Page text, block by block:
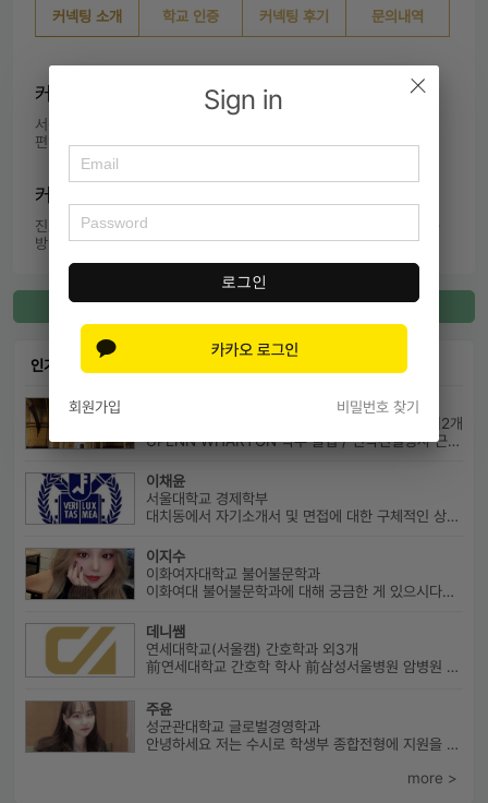
Sign in
로그인
회원가입 비밀번호 찾기
커넥팅 소개 학교 인증 커넥팅 후기 문의내역
커넥팅 소개
서성한이 외건홍
편입영어 최종합격 다관왕
커넥팅 내용
진로 조언,  캠퍼스 오프라인 투어,  학교 소개,  학교 식당 식사,  학습
방법 조언
커넥팅 등록
인기 커넥팅
Univ. of Pennsylvania Wharton(Finance) 외2개
UPENN WHARTON 학부 졸업 / 전략컨설팅사 근무 / HBS MBA 재학 중 ...
이채윤
서울대학교 경제학부
대치동에서 자기소개서 및 면접에 대한 구체적인 상담 진행하고 있습니다....
이지수
이화여자대학교 불어불문학과
이화여대 불어불문학과에 대해 궁금한 게 있으시다면 번호로 연락 바랍니다...
데니쌤
연세대학교(서울캠) 간호학과 외3개
前연세대학교 간호학 학사 前삼성서울병원 암병원 수술실 RN 前대치동...
주윤
성균관대학교 글로벌경영학과
안녕하세요 저는 수시로 학생부 종합전형에 지원을 해 성균관 대학교 글로...
more >